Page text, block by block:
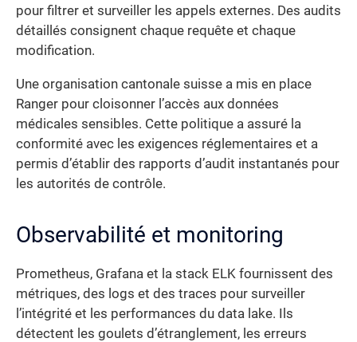
pour filtrer et surveiller les appels externes. Des audits
détaillés consignent chaque requête et chaque
modification.
Une organisation cantonale suisse a mis en place
Ranger pour cloisonner l’accès aux données
médicales sensibles. Cette politique a assuré la
conformité avec les exigences réglementaires et a
permis d’établir des rapports d’audit instantanés pour
les autorités de contrôle.
Observabilité et monitoring
Prometheus, Grafana et la stack ELK fournissent des
métriques, des logs et des traces pour surveiller
l’intégrité et les performances du data lake. Ils
détectent les goulets d’étranglement, les erreurs